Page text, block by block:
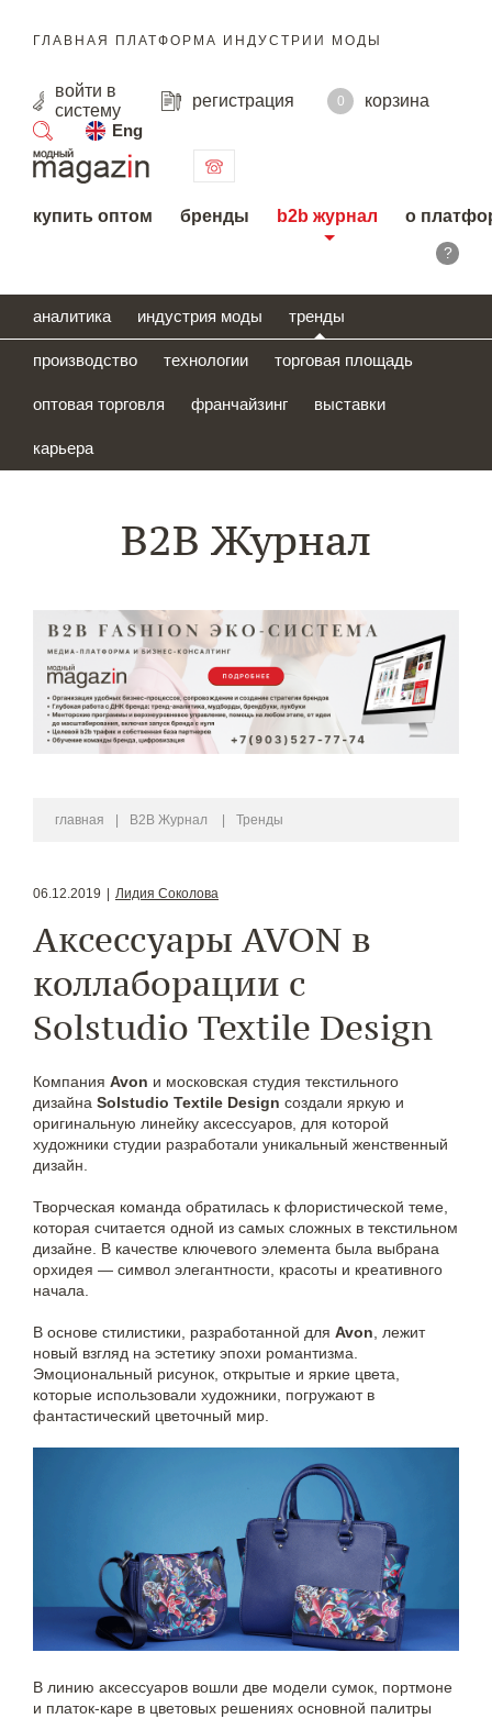
ГЛАВНАЯ ПЛАТФОРМА ИНДУСТРИИ МОДЫ
войти в
систему
регистрация 0
корзина
Eng
поиск
купить оптом бренды b2b журнал о
?
аналитика индустрия моды тренды
производство технологии торговая площадь
оптовая торговля франчайзинг выставки
карьера
B2B Журнал
главная B2B Журнал Тренды
06.12.2019 Лидия Соколова
Аксессуары AVON в
коллаборации с
Solstudio Textile Design
Компания Avon и московская студия текстильного
дизайна Solstudio Textile Design создали яркую и
оригинальную линейку аксессуаров, для которой
художники студии разработали уникальный женственный
дизайн.
Творческая команда обратилась к флористической теме,
которая считается одной из самых сложных в текстильном
дизайне. В качестве ключевого элемента была выбрана
орхидея — символ элегантности, красоты и креативного
начала.
В основе стилистики, разработанной для Avon , лежит
новый взгляд на эстетику эпохи романтизма.
Эмоциональный рисунок, открытые и яркие цвета,
которые использовали художники, погружают в
фантастический цветочный мир.
В линию аксессуаров вошли две модели сумок, портмоне
и платок-каре в цветовых решениях основной палитры